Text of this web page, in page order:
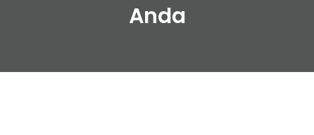
Anda